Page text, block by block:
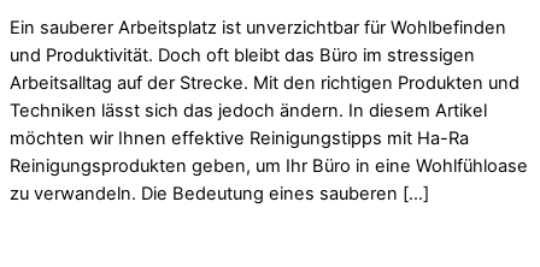
Ein sauberer Arbeitsplatz ist unverzichtbar für Wohlbefinden
und Produktivität. Doch oft bleibt das Büro im stressigen
Arbeitsalltag auf der Strecke. Mit den richtigen Produkten und
Techniken lässt sich das jedoch ändern. In diesem Artikel
möchten wir Ihnen effektive Reinigungstipps mit Ha-Ra
Reinigungsprodukten geben, um Ihr Büro in eine Wohlfühloase
zu verwandeln. Die Bedeutung eines sauberen […]